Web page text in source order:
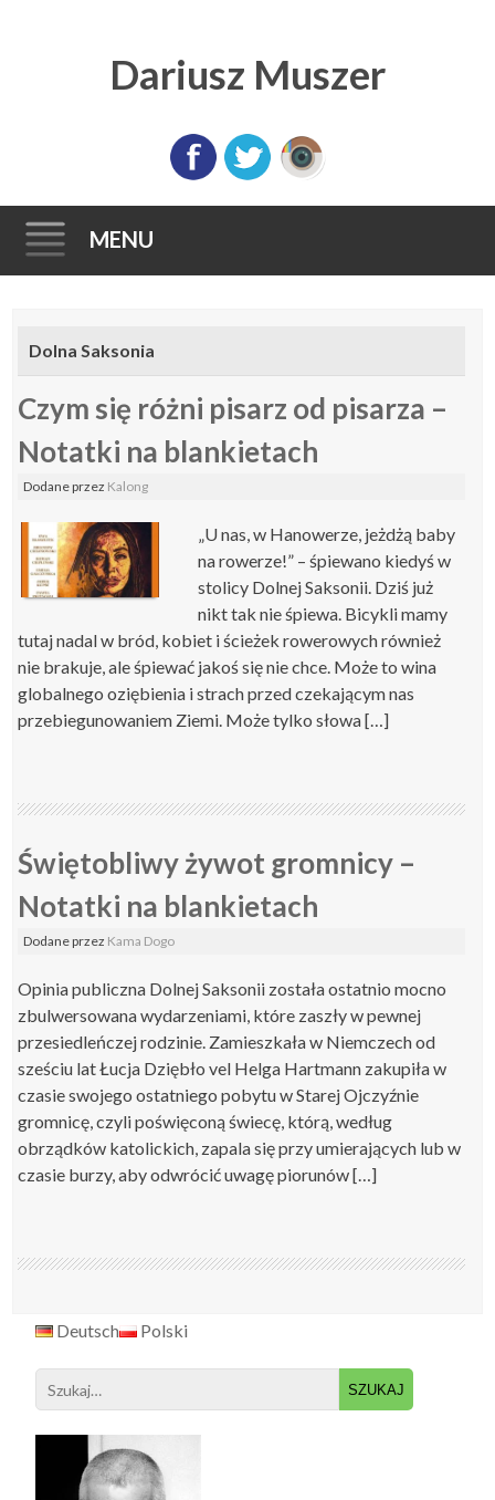
Dariusz Muszer
MENU
content
Dolna Saksonia
Czym się różni pisarz od pisarza –
Notatki na blankietach
Dodaneprzez Kalong
„U nas, w Hanowerze, jeżdżą baby
na rowerze!” – śpiewano kiedyś w
stolicy Dolnej Saksonii. Dziś już
nikt tak nie śpiewa. Bicykli mamy
tutaj nadal w bród, kobiet i ścieżek rowerowych również
nie brakuje, ale śpiewać jakoś się nie chce. Może to wina
globalnego oziębienia i strach przed czekającym nas
przebiegunowaniem Ziemi. Może tylko słowa […]
Świętobliwy żywot gromnicy –
Notatki na blankietach
Dodaneprzez Kama Dogo
Opinia publiczna Dolnej Saksonii została ostatnio mocno
zbulwersowana wydarzeniami, które zaszły w pewnej
przesiedleńczej rodzinie. Zamieszkała w Niemczech od
sześciu lat Łucja Dziębło vel Helga Hartmann zakupiła w
czasie swojego ostatniego pobytu w Starej Ojczyźnie
gromnicę, czyli poświęconą świecę, którą, według
obrządków katolickich, zapala się przy umierających lub w
czasie burzy, aby odwrócić uwagę piorunów […]
Deutsch Polski
Search
for: